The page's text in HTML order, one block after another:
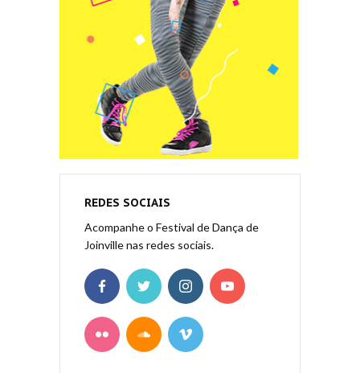
REDES SOCIAIS
Acompanhe o Festival de Dança de
Joinville nas redes sociais.